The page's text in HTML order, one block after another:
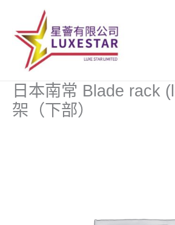
日本南常 Blade rack
架（下部）